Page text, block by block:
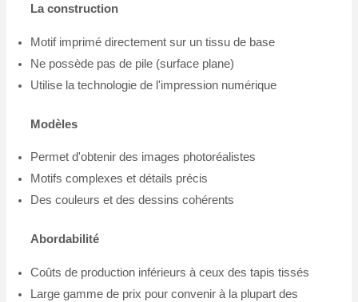
La construction
Motif imprimé directement sur un tissu de base
Ne possède pas de pile (surface plane)
Utilise la technologie de l'impression numérique
Modèles
Permet d'obtenir des images photoréalistes
Motifs complexes et détails précis
Des couleurs et des dessins cohérents
Abordabilité
Coûts de production inférieurs à ceux des tapis tissés
Large gamme de prix pour convenir à la plupart des